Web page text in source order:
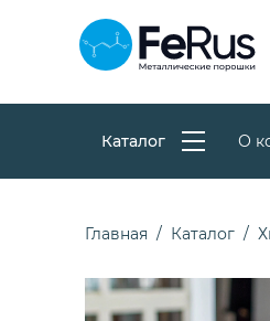
Каталог О
Главная Каталог